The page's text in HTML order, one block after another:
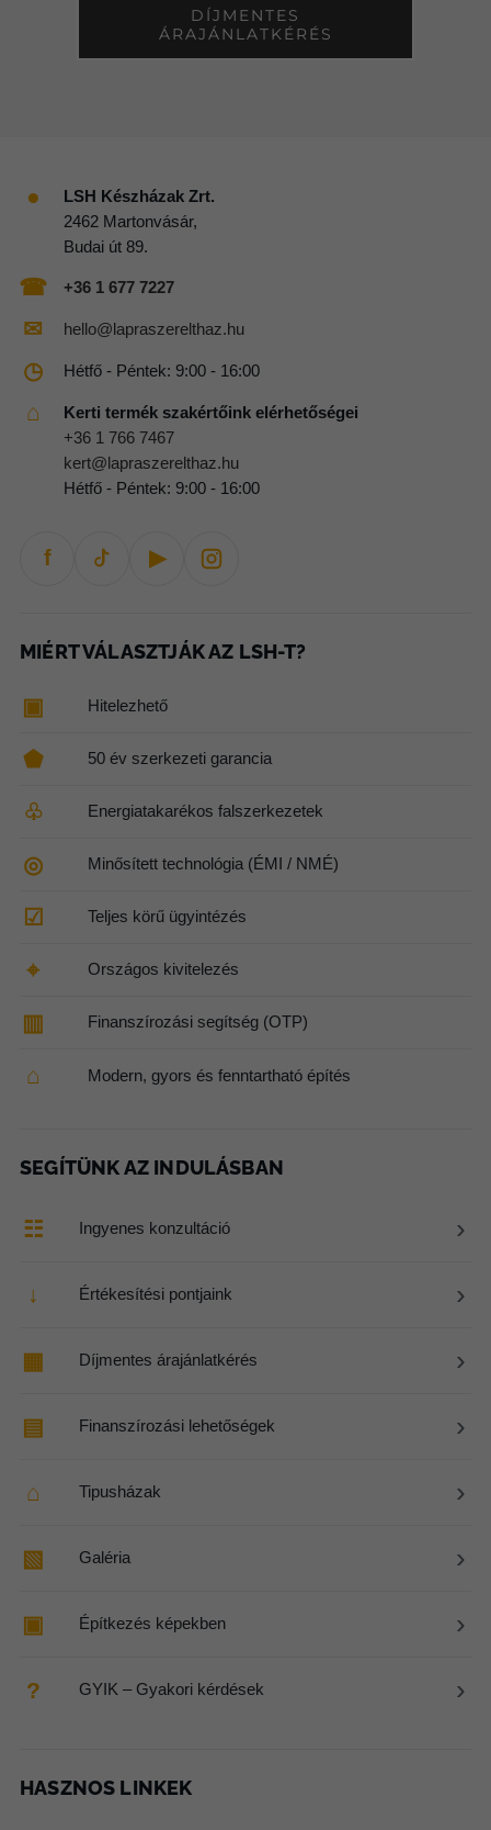
DÍJMENTES
ÁRAJÁNLATKÉRÉS
●
LSH Készházak Zrt.
2462 Martonvásár,
Budai út 89.
☎ +36 1 677 7227
✉ hello@lapraszerelthaz.hu
◷ Hétfő - Péntek: 9:00 - 16:00
⌂
Kerti termék szakértőink elérhetőségei
+36 1 766 7467
kert@lapraszerelthaz.hu
Hétfő - Péntek: 9:00 - 16:00
f ▶
MIÉRT VÁLASZTJÁK AZ LSH-T?
▣ Hitelezhető
⬟ 50 év szerkezeti garancia
♧ Energiatakarékos falszerkezetek
◎ Minősített technológia (ÉMI / NMÉ)
☑ Teljes körű ügyintézés
⌖ Országos kivitelezés
▥ Finanszírozási segítség (OTP)
⌂ Modern, gyors és fenntartható építés
SEGÍTÜNK AZ INDULÁSBAN
☷ Ingyenes konzultáció ›
↓ Értékesítési pontjaink ›
▦ Díjmentes árajánlatkérés ›
▤ Finanszírozási lehetőségek ›
⌂ Tipusházak ›
▧ Galéria ›
▣ Építkezés képekben ›
? GYIK – Gyakori kérdések ›
HASZNOS LINKEK